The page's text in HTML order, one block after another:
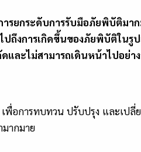
รยกระดับการรับมือภัยพิบัติม
ถึงการเกิดขึ้นของภัยพิบัติใน
และไม่สามารถเดินหน้าไปอย่า
พื่อการทบทวน ปรับปรุง และเ
ากมาย